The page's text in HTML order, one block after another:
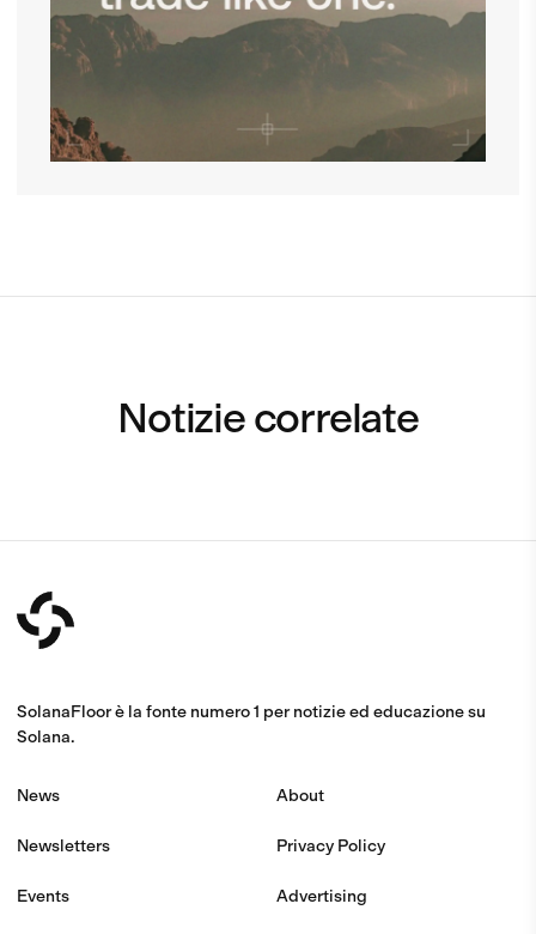
Notizie correlate
SolanaFloor è la fonte numero 1 per notizie ed educazione su
Solana.
News
Newsletters
Events
About
Privacy Policy
Advertising